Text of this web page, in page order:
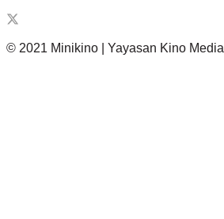
© 2021 Minikino | Yayasan Kino Media